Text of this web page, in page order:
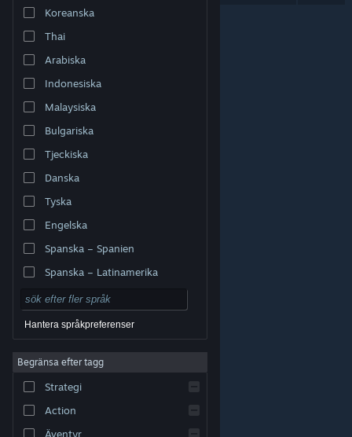
Skaffa Steams mobilapp
Se skrivbordswebbplats
varumärken tillhör respektive ägare i USA och andra
Tillgänglighet
Återbetalningar|
Koreanska
Thai
Arabiska
Indonesiska
Malaysiska
Bulgariska
Tjeckiska
Danska
Tyska
Engelska
Spanska – Spanien
Spanska – Latinamerika
Hantera språkpreferenser
Begränsa efter tagg
Strategi
Action
Äventyr